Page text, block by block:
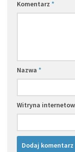
Komentarz *
Nazwa *
Witryna